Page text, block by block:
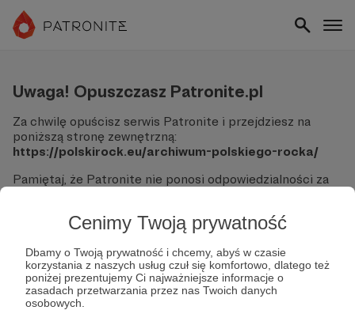
Cenimy Twoją prywatność
Dbamy o Twoją prywatność i chcemy, abyś w czasie
korzystania z naszych usług czuł się komfortowo, dlatego też
poniżej prezentujemy Ci najważniejsze informacje o
zasadach przetwarzania przez nas Twoich danych
osobowych.
Uwaga! Opuszczasz Patronite.pl
Za chwilę opuścisz serwis Patronite i przejdziesz na
poniższą stronę zewnętrzną:
https://polskirock.eu/archiwum-polskiego-rocka/
Pamiętaj, że Patronite nie ponosi odpowiedzialności za
Nie podawaj swoich danych logowania ani informacji
finansowych na podjerzanych stronach.
Sprawdź dokładnie adres URL, zanim klikniesz przycisk
"Tak, przejdź do strony".
Jeśli masz wątpliwości, wróć do Patronite i zweryfikuj
link.